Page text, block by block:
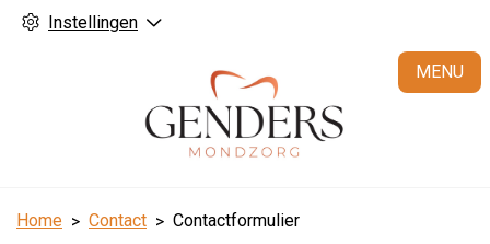
Instellingen
MENU
Home Contact Contactformulier